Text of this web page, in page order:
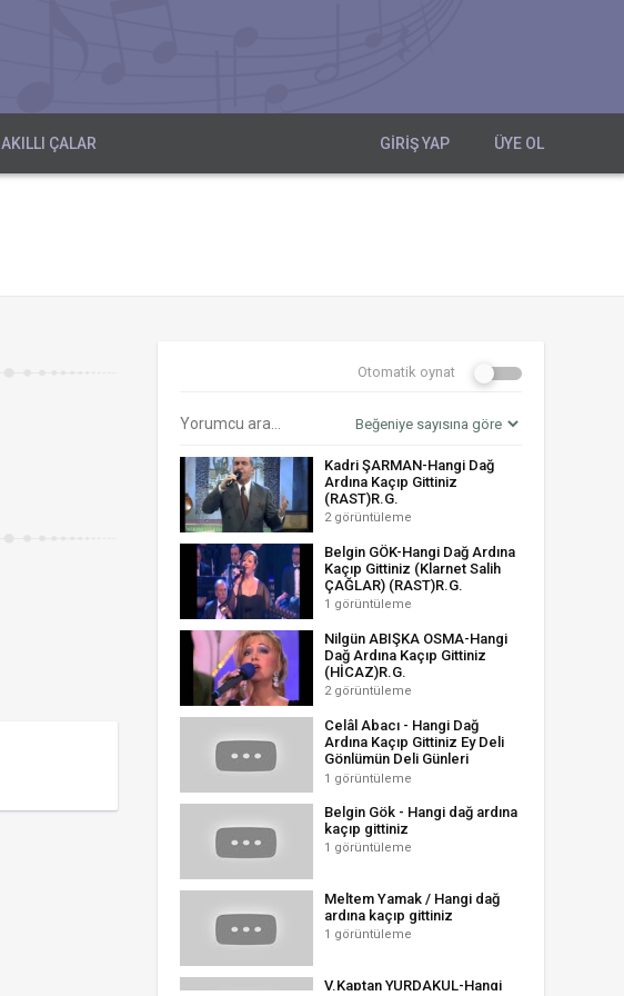
AKILLI ÇALAR GIRIŞ YAP ÜYE OL
Otomatik oynat
Kadri ŞARMAN-Hangi Dağ
Ardına Kaçıp Gittiniz
(RAST)R.G.
2 görüntüleme
Belgin GÖK-Hangi Dağ Ardına
Kaçıp Gittiniz (Klarnet Salih
ÇAĞLAR) (RAST)R.G.
1 görüntüleme
Nilgün ABIŞKA OSMA-Hangi
Dağ Ardına Kaçıp Gittiniz
(HİCAZ)R.G.
2 görüntüleme
Celâl Abacı - Hangi Dağ
Ardına Kaçıp Gittiniz Ey Deli
Gönlümün Deli Günleri
(Muhayyerkürdî)
1 görüntüleme
Belgin Gök - Hangi dağ ardına
kaçıp gittiniz
1 görüntüleme
Meltem Yamak / Hangi dağ
ardına kaçıp gittiniz
1 görüntüleme
V.Kaptan YURDAKUL-Hangi